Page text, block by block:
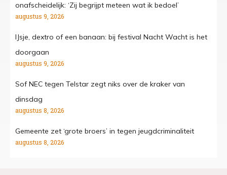
onafscheidelijk: ‘Zij begrijpt meteen wat ik bedoel’
augustus 9, 2026
IJsje, dextro of een banaan: bij festival Nacht Wacht is het
doorgaan
augustus 9, 2026
Sof NEC tegen Telstar zegt niks over de kraker van
dinsdag
augustus 8, 2026
Gemeente zet ‘grote broers’ in tegen jeugdcriminaliteit
augustus 8, 2026